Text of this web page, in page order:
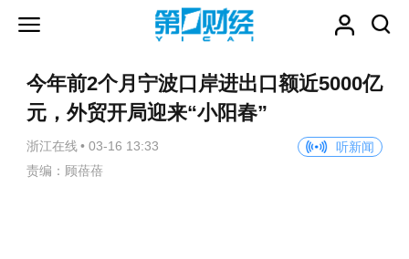
今年前2个月宁波口岸进出口额近5000亿
元，外贸开局迎来“小阳春”
浙江在线 • 03-16 13:33
听新闻
责编：顾蓓蓓